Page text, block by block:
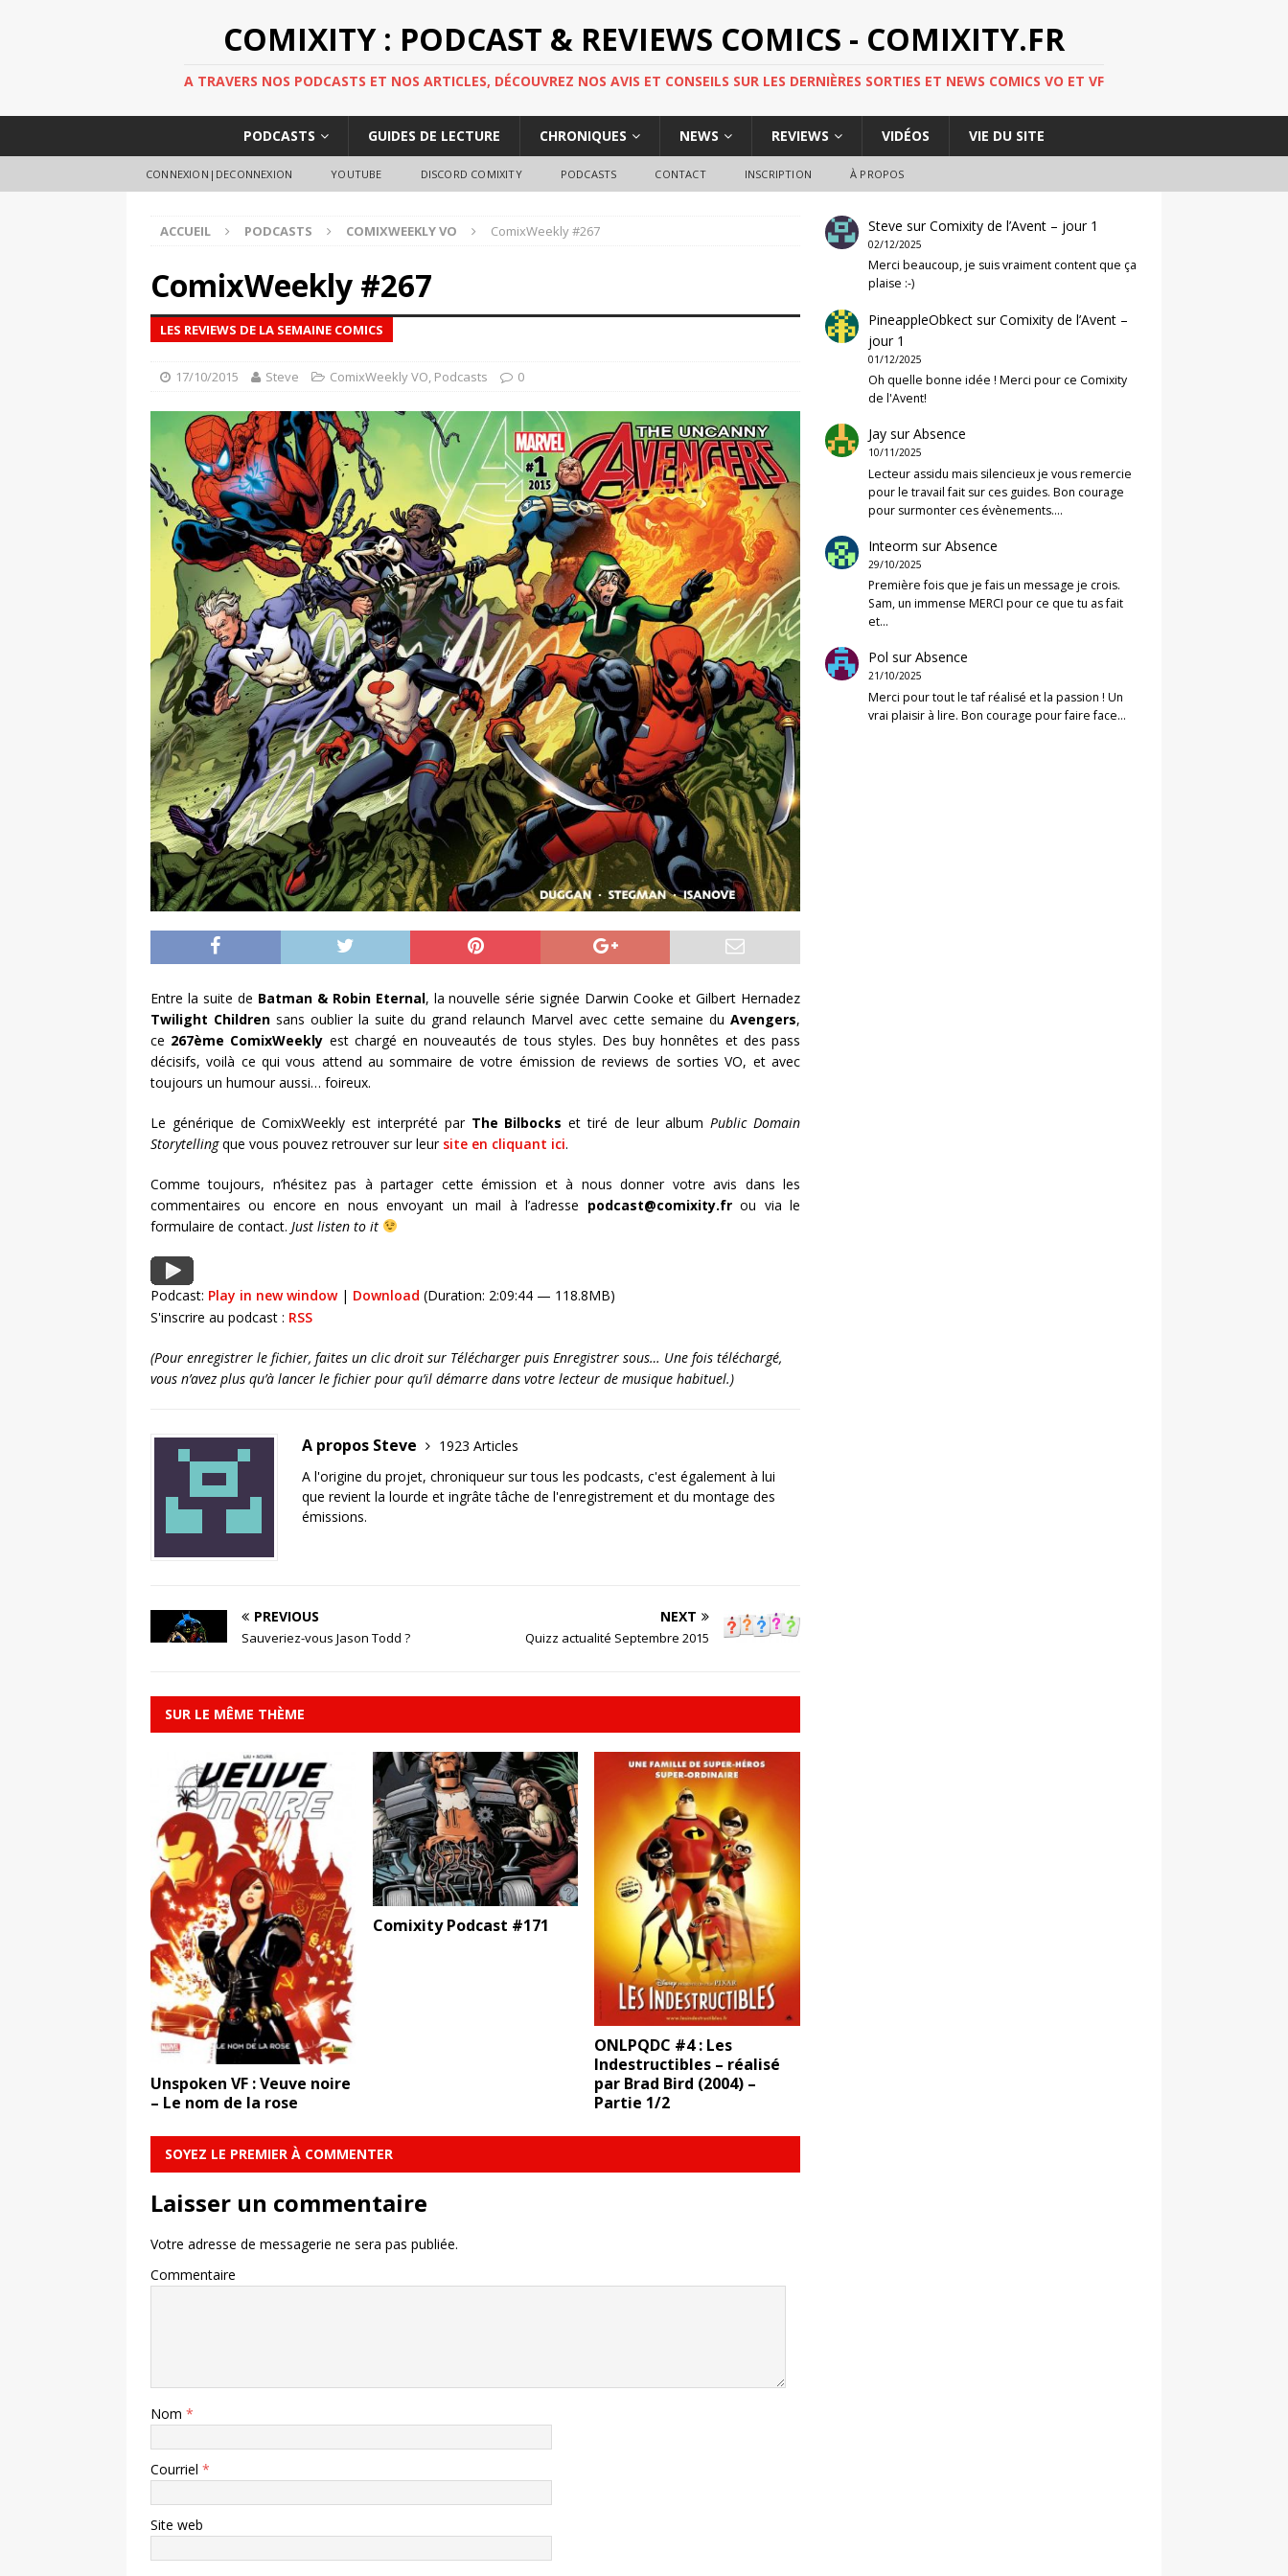
COMIXITY : PODCAST & REVIEWS COMICS - COMIXITY.FR
A TRAVERS NOS PODCASTS ET NOS ARTICLES, DÉCOUVREZ NOS AVIS ET CONSEILS SUR LES DERNIÈRES SORTIES ET NEWS COMICS VO ET VF
PODCASTS GUIDES DE LECTURE CHRONIQUES NEWS REVIEWS VIDÉOS VIE DU SITE
CONNEXION|DECONNEXION YOUTUBE DISCORD COMIXITY PODCASTS CONTACT INSCRIPTION À PROPOS
ACCUEIL PODCASTS COMIXWEEKLY VO ComixWeekly #267
ComixWeekly #267
LES REVIEWS DE LA SEMAINE COMICS
17/10/2015 Steve ComixWeekly VO, Podcasts 0
Entre la suite de Batman & Robin Eternal, la nouvelle série signée Darwin Cooke et Gilbert Hernadez
Twilight Children sans oublier la suite du grand relaunch Marvel avec cette semaine duAvengers,
ce 267ème ComixWeekly est chargé en nouveautés de tous styles. Des buy honnêtes et des pass
décisifs, voilà ce qui vous attend au sommaire de votre émission de reviews de sorties VO, et avec
toujours un humour aussi… foireux.
Le générique de ComixWeekly est interprété par The Bilbocks et tiré de leur album Public Domain
Storytellingque vous pouvez retrouver sur leursite en cliquant ici.
Comme toujours, n’hésitez pas à partager cette émission et à nous donner votre avis dans les
commentaires ou encore en nous envoyant un mail à l’adresse podcast@comixity.frou via le
formulaire de contact. Just listen to it
Podcast: Play in new window| Download (Duration: 2:09:44 — 118.8MB)
S'inscrire au podcast : RSS
(Pour enregistrer le fichier, faites un clic droit sur Télécharger puis Enregistrer sous… Une fois téléchargé,
vous n’avez plus qu’à lancer le fichier pour qu’il démarre dans votre lecteur de musique habituel.)
A propos Steve
1923 Articles
A l'origine du projet, chroniqueur sur tous les podcasts, c'est également à lui
que revient la lourde et ingrâte tâche de l'enregistrement et du montage des
émissions.
PREVIOUS
Sauveriez-vous Jason Todd ?
NEXT
Quizz actualité Septembre 2015
SUR LE MÊME THÈME
Unspoken VF : Veuve noire
– Le nom de la rose
Comixity Podcast #171
ONLPQDC #4 : Les
Indestructibles – réalisé
par Brad Bird (2004) –
Partie 1/2
SOYEZ LE PREMIER À COMMENTER
Laisser un commentaire
Votre adresse de messagerie ne sera pas publiée.
Commentaire
Nom *
Courriel *
Site web
Steve surComixity de l’Avent – jour 1
02/12/2025
Merci beaucoup, je suis vraiment content que ça
plaise :-)
PineappleObkect surComixity de l’Avent –
jour 1
01/12/2025
Oh quelle bonne idée ! Merci pour ce Comixity
de l'Avent!
Jay surAbsence
10/11/2025
Lecteur assidu mais silencieux je vous remercie
pour le travail fait sur ces guides. Bon courage
pour surmonter ces évènements.…
Inteorm surAbsence
29/10/2025
Première fois que je fais un message je crois.
Sam, un immense MERCI pour ce que tu as fait
et…
Pol surAbsence
21/10/2025
Merci pour tout le taf réalisé et la passion ! Un
vrai plaisir à lire. Bon courage pour faire face…